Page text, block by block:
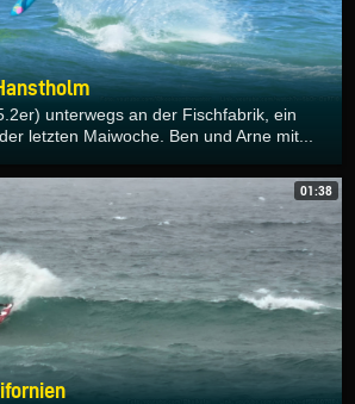
unterwegs an der Fischfabrik, ein
letzten Maiwoche. Ben und Arne mit...
01:38